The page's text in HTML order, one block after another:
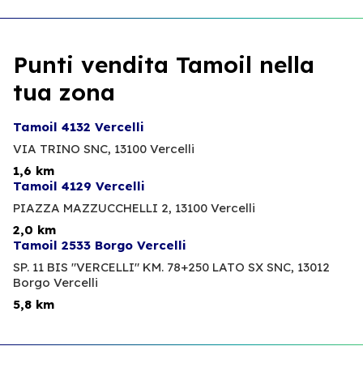
Punti vendita Tamoil nella
tua zona
Tamoil 4132 Vercelli
VIA TRINO SNC, 13100 Vercelli
1,6 km
Tamoil 4129 Vercelli
PIAZZA MAZZUCCHELLI 2, 13100 Vercelli
2,0 km
Tamoil 2533 Borgo Vercelli
SP. 11 BIS "VERCELLI" KM. 78+250 LATO SX SNC, 13012
Borgo Vercelli
5,8 km